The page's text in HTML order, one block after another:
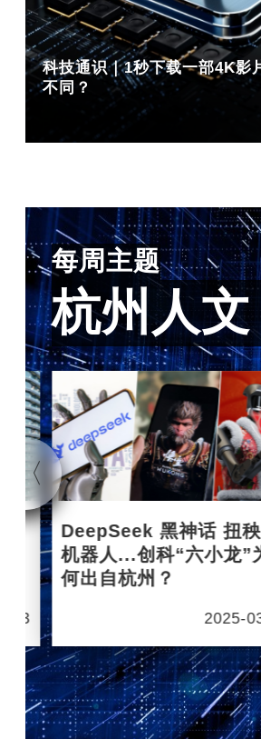
科技通识｜1秒下载一部4K影
不同？
每周主题
杭州人
03
DeepSeek 黑神话 扭
机器人...创科“六小龙”
何出自杭州？
2025-